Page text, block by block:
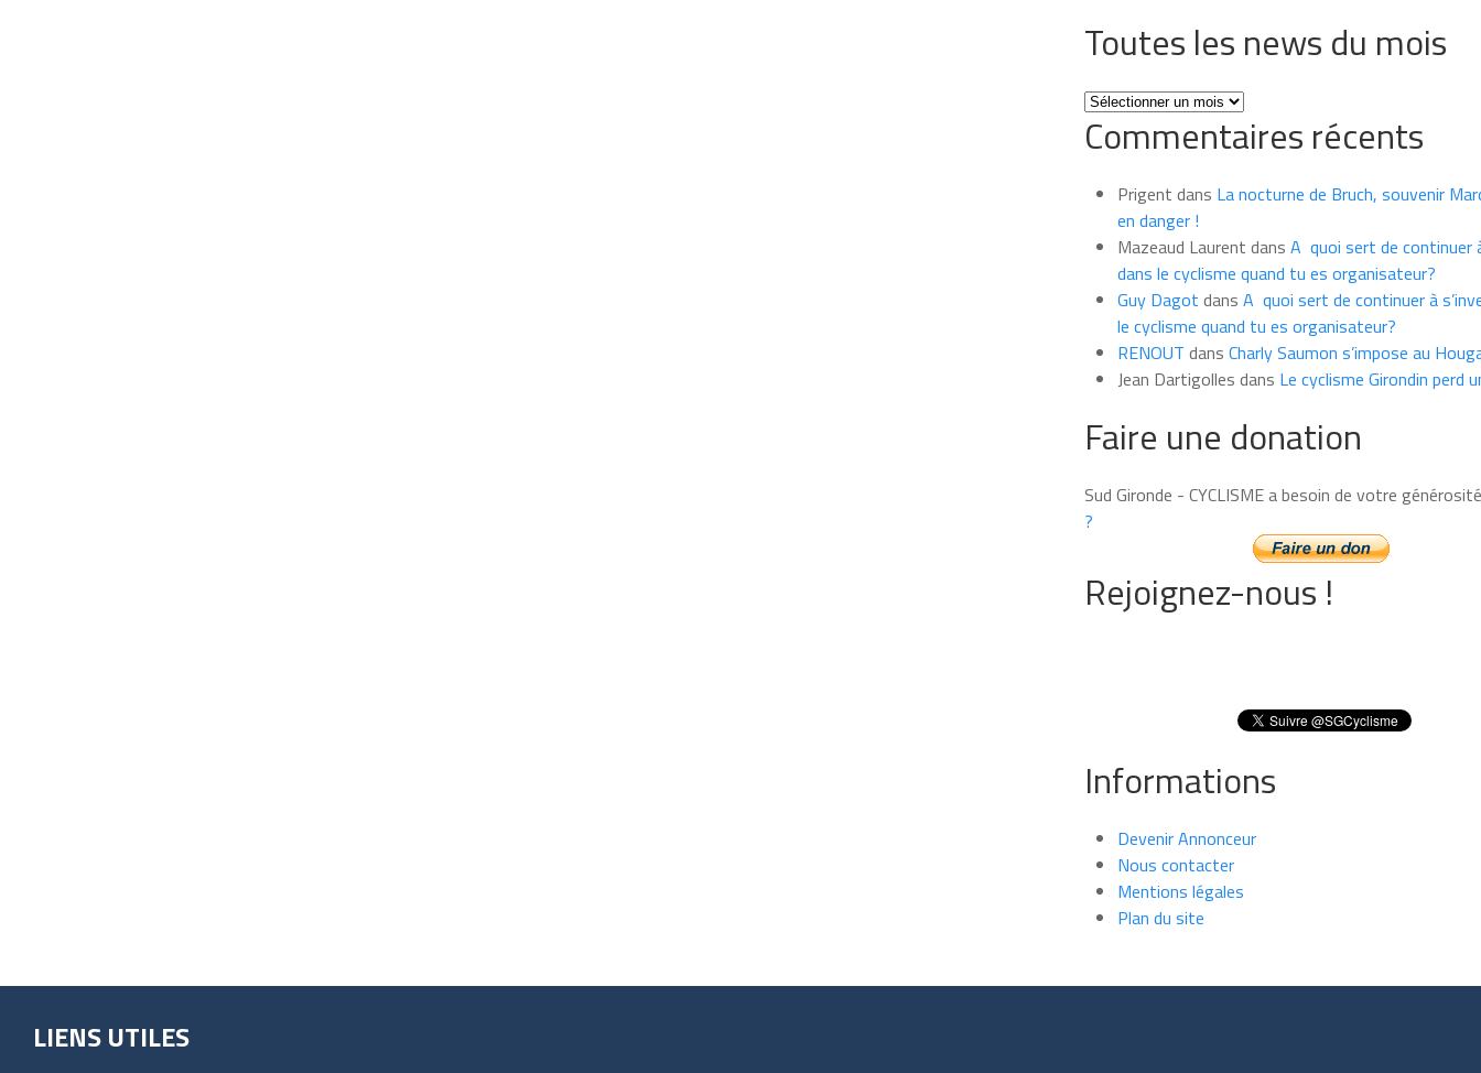
Toutes les news du mois
Toutes
les
news
mois
Commentaires récents
Prigent dans La nocturne de Bruch, souvenir
en danger !
Mazeaud Laurent dans A quoi sert de continuer
dans le cyclisme quand tu es organisateur?
Guy Dagot dans A quoi sert de continuer à
le cyclisme quand tu es organisateur?
RENOUT dans Charly Saumon s’impose au
Jean Dartigolles dans Le cyclisme Girondin perd
Faire une donation
Sud Gironde - CYCLISME a besoin de votre
?
Rejoignez-nous !
Informations
Devenir Annonceur
Nous contacter
Mentions légales
Plan du site
LIENS UTILES